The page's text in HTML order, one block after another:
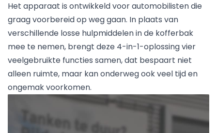
Het apparaat is ontwikkeld voor automobilisten die
graag voorbereid op weg gaan. In plaats van
verschillende losse hulpmiddelen in de kofferbak
mee te nemen, brengt deze 4-in-1-oplossing vier
veelgebruikte functies samen, dat bespaart niet
alleen ruimte, maar kan onderweg ook veel tijd en
ongemak voorkomen.